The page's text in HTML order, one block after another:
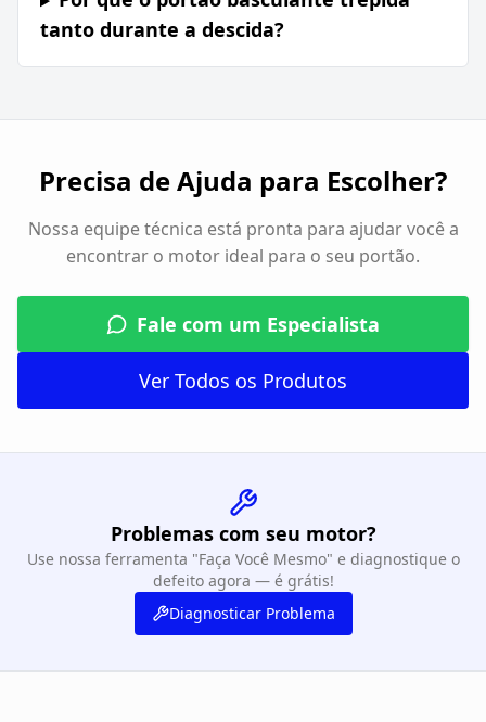
tanto durante a descida?
Precisa de Ajuda para Escolher?
Nossa equipe técnica está pronta para ajudar você a
encontrar o motor ideal para o seu portão.
Fale com um Especialista
Ver Todos os Produtos
Problemas com seu motor?
Use nossa ferramenta "Faça Você Mesmo" e diagnostique o
defeito agora — é grátis!
Diagnosticar Problema